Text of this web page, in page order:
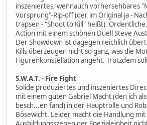
inszeniertes, wennauch vorhersehbares
Vorsprung"-Rip-off (der im Original ja -
trapsen - "Shoot to Kill" heißt).
Action mit einem schönen Duell Steve
Der Showdown ist dagegen reichlich
Kills überzeugen nicht so ganz, was die
Figurenkonstellation angeht. Trotzdem
S.W.A.T. - Fire Fight
Solide produziertes und inszeniertes
mit einem guten Gabriel Macht (den ich
besch...en fand) in der Hauptrolle und
Bösewicht. Leider macht die Handlung